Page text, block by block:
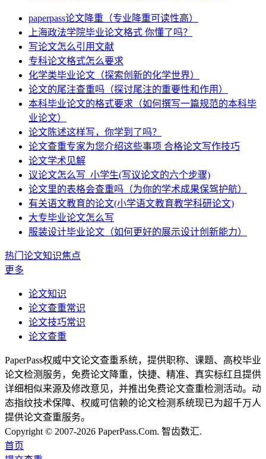
paperpass论文降重（专业降重可读性高）
上海政法学院毕业论文格式 你懂了吗？
写论文怎么引用文献
专科论文格式怎么要求
化学类毕业论文（探索创新的化学世界）
论文的尾注查重吗（探讨尾注的重要性和作用）
本科毕业论文的格式要求（如何撰写一篇规范的本科毕
业论文）
论文陈述这样写，你学到了吗？
论文查重专家为您介绍这些事项 合格论文写作技巧
论文学术见解
议论文怎么写_小学生(写议论文的六个步骤)
论文里的表格会查重吗（为你的学术成果保驾护航）
有关语文教育的论文(小学语文教育教学科研论文)
大专毕业论文怎么写
服装设计毕业论文（如何更好的展示设计创新能力）
热门论文知识焦点
更多
论文知识
论文查重常识
论文技巧常识
论文查重
PaperPass权威中文论文查重系统，提供职称、课题、高校毕业
论文检测服务，免费论文降重，快捷、精准、真实标红且提供
详细相似来源及修改意见，并推出免费论文查重检测活动。动
态指纹技术保障、权威可信赖的论文检测系统现已为超千万人
提供论文查重服务。
Copyright © 2007-2026 PaperPass.Com. 智齿数汇.
首页